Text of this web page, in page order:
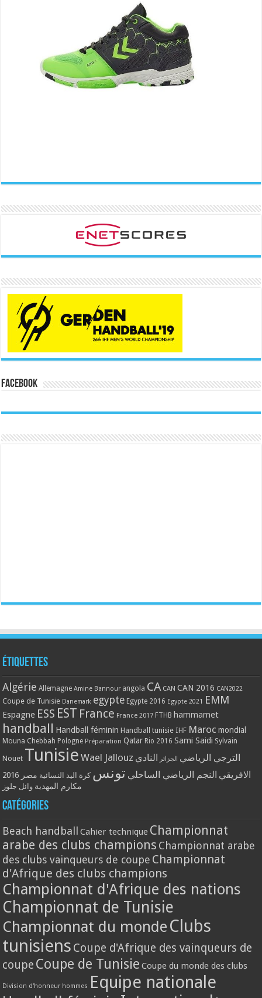
Facebook
Étiquettes
Algérie Allemagne Amine Bannour angola CA CAN CAN 2016 CAN2022
Coupe de Tunisie Danemark egypte Egypte 2016 Egypte 2021 EMM
Espagne ESS EST France France 2017 FTHB hammamet
handball Handball féminin Handball tunisie IHF Maroc mondial
Mouna Chebbah Pologne Préparation Qatar Rio 2016 Sami Saidi Sylvain
Nouet Tunisie Wael Jallouz الترجي الرياضي الجزائر النادي
الافريقي النجم الرياضي الساحلي تونس كرة اليد النسائية مصر 2016
مكارم المهدية وائل جلوز
Catégories
Beach handball Cahier technique Championnat
arabe des clubs champions Championnat arabe
des clubs vainqueurs de coupe Championnat
d'Afrique des clubs champions
Championnat d'Afrique des nations
Championnat de Tunisie
Championnat du monde Clubs
tunisiens Coupe d'Afrique des vainqueurs de
coupe Coupe de Tunisie Coupe du monde des clubs
Division d'honneur hommes Equipe nationale